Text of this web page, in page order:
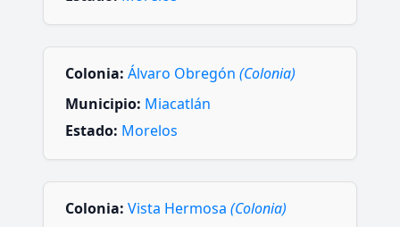
Colonia: Álvaro Obregón (Colonia)
Municipio: Miacatlán
Estado: Morelos
Colonia: Vista Hermosa (Colonia)